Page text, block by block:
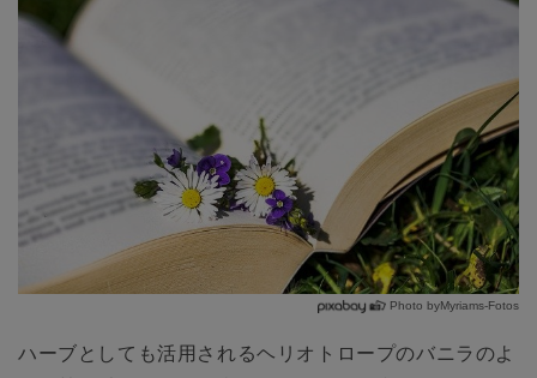
Photo byMyriams-Fotos
ハーブとしても活用されるヘリオトロープのバニラのよ